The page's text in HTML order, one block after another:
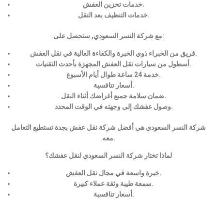
خدمات تخزين العفش.
خدمات التنظيف بعد النقل.
مع شركة النسر السعودي, ستحصل على:
فريق من الخبراء ذوي الخبرة والكفاءة العالية في نقل العفش.
أسطول من سيارات نقل العفش المجهزة بأحدث التقنيات.
خدمة 24 ساعة طوال أيام الأسبوع.
أسعار تنافسية.
ضمان سلامة جميع أغراضك أثناء النقل.
وصول عفشك إلى وجهته في الوقت المحدد.
شركة النسر السعودي هي أفضل شركة نقل عفش بجدة تستطيع التعامل
معه.
لماذا تختار شركة النسر السعودي لنقل عفشك؟
خبرة واسعة في مجال نقل العفش.
سمعة طيبة وثقة عملاء كبيرة.
أسعار تنافسية.